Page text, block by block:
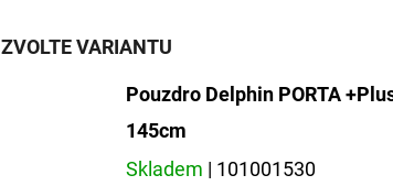
ZVOLTE VARIANTU
Pouzdro Delphin PORTA
145cm
Skladem | 101001530